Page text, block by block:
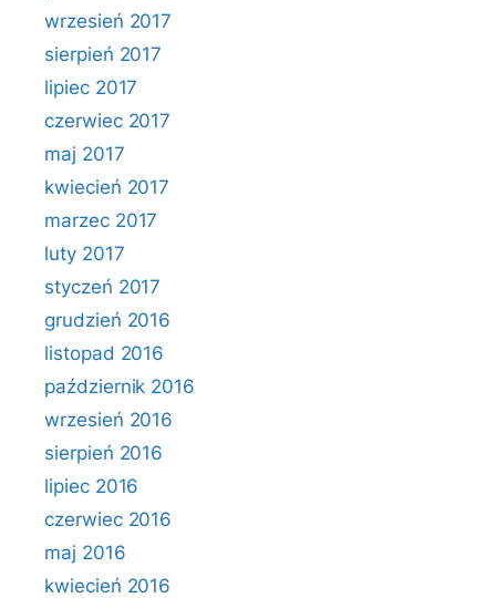
wrzesień 2017
sierpień 2017
lipiec 2017
czerwiec 2017
maj 2017
kwiecień 2017
marzec 2017
luty 2017
styczeń 2017
grudzień 2016
listopad 2016
październik 2016
wrzesień 2016
sierpień 2016
lipiec 2016
czerwiec 2016
maj 2016
kwiecień 2016